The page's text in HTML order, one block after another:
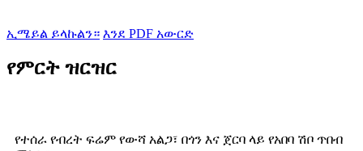
ኢሜይል ይላኩልን። እንደ PDF አውርድ
የምርት ዝርዝር
የተሰራ የብረት ፍሬም የውሻ አልጋ፣ በጎን እና ጀርባ ላይ የአበባ ሽቦ ጥበብ